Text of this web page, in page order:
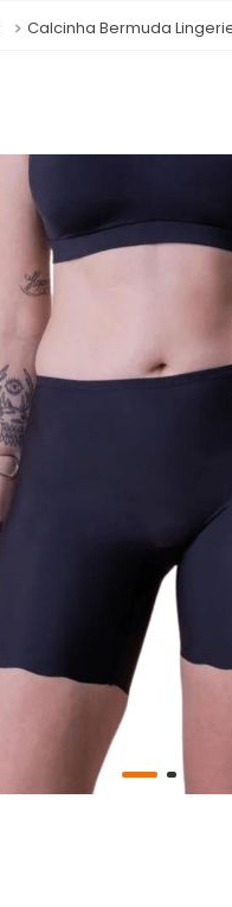
Calcinha Bermuda